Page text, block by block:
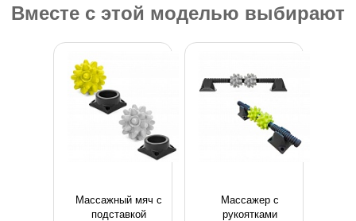
Вместе с этой моделью выбирают
Массажный мяч с
подставкой
Массажер с
рукоятками